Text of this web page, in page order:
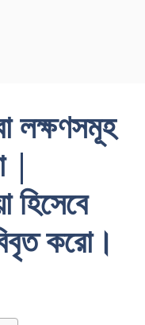
লক্ষণসমূহ
|
হিসেবে
করাে।